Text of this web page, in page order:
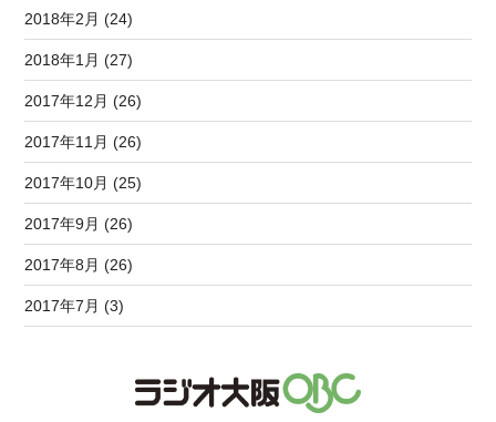
2018年2月 (24)
2018年1月 (27)
2017年12月 (26)
2017年11月 (26)
2017年10月 (25)
2017年9月 (26)
2017年8月 (26)
2017年7月 (3)